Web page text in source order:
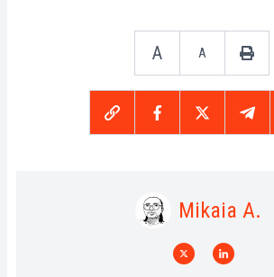
A A
Mikaia A.